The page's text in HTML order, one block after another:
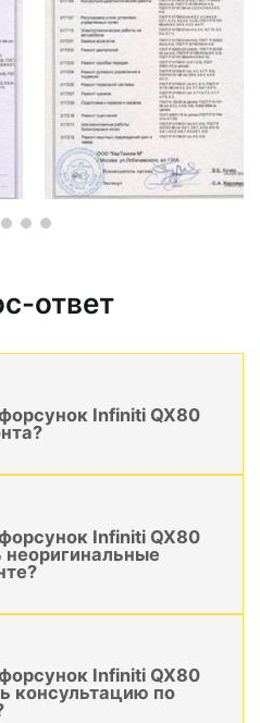
ответ
Infiniti QX80
Infiniti QX80
неоригинальные
Infiniti QX80
консультацию по